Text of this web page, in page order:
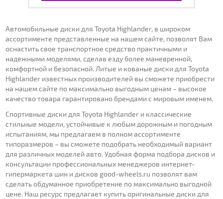
Автомобильные диски для Toyota Highlander, в широком
ассортименте представленные на нашем сайте, позволят Вам
оснастить свое транспортное средство практичными и
надежными моделями, сделав езду более маневренной,
комфортной и безопасной. Литые и кованые диски для Toyota
Highlander известных производителей вы сможете приобрести
на нашем сайте по максимально выгодным ценам – высокое
качество товара гарантировано брендами с мировым именем.
Спортивные диски для Toyota Highlander и классические
стильные модели, устойчивые к любым дорожным и погодным
испытаниям, мы предлагаем в полном ассортименте
типоразмеров – вы сможете подобрать необходимый вариант
для различных моделей авто. Удобная форма подбора дисков и
консультации профессиональных менеджеров интернет-
гипермаркета шин и дисков good-wheels.ru позволят вам
сделать обдуманное приобретение по максимально выгодной
цене. Наш ресурс предлагает купить оригинальные диски для